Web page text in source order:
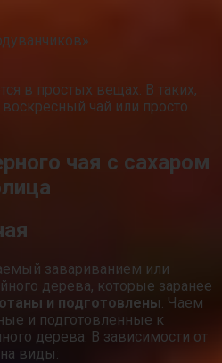
в простых вещах. В таких,
чай или просто
чая с сахаром
завариванием или
дерева, которые заранее
и подготовлены . Чаем
и подготовленные к
дерева. В зависимости от
виды: